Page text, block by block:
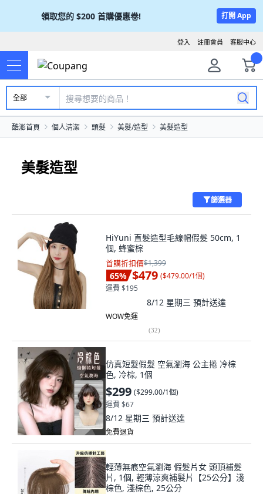
領取您的 $200 首購優惠卷! 打開 App
客服中心
註冊會員
登入
全部
酷澎首頁 個人清潔 頭髮 美髮/造型 美髮造型
美髮造型
篩選器
HiYuni 直髮造型毛線帽假髮 50cm, 1
個, 蜂蜜棕
首購折扣價$1,399
65% $479 ($479.00/1個)
運費 $195
8/12 星期三 預計送達
WOW免運
(32)
仿真短髮假髮 空氣瀏海 公主捲 冷棕
色, 冷棕, 1個
$299 ($299.00/1個)
運費 $67
8/12 星期三 預計送達
免費退貨
輕薄無痕空氣瀏海 假髮片女 頭頂補髮
片, 1個, 輕薄涼爽補髮片【25公分】淺
棕色, 淺棕色, 25公分